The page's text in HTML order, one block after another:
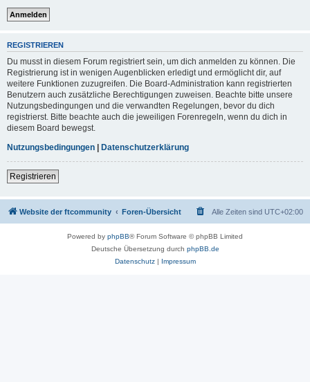
REGISTRIEREN
Du musst in diesem Forum registriert sein, um dich anmelden zu können. Die
Registrierung ist in wenigen Augenblicken erledigt und ermöglicht dir, auf
weitere Funktionen zuzugreifen. Die Board-Administration kann registrierten
Benutzern auch zusätzliche Berechtigungen zuweisen. Beachte bitte unsere
Nutzungsbedingungen und die verwandten Regelungen, bevor du dich
registrierst. Bitte beachte auch die jeweiligen Forenregeln, wenn du dich in
diesem Board bewegst.
Nutzungsbedingungen | Datenschutzerklärung
Registrieren
Website der ftcommunity Foren-Übersicht Alle Zeiten sind UTC+02:00
Powered by phpBB® Forum Software © phpBB Limited
Deutsche Übersetzung durch phpBB.de
Datenschutz| Impressum